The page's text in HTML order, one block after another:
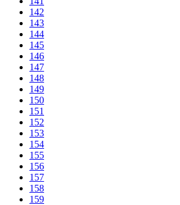
142
143
144
145
146
147
148
149
150
151
152
153
154
155
156
157
158
159